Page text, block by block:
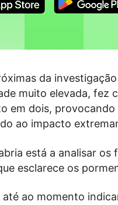
da
muito elevada, fez
em dois, provocando
ao impacto
está a analisar os
esclarece os
até ao momento